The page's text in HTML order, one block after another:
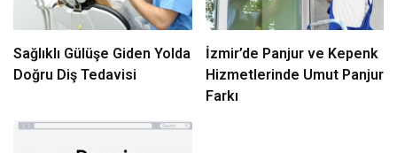
Sağlıklı Gülüşe Giden Yolda
Doğru Diş Tedavisi
İzmir’de Panjur ve Kepenk
Hizmetlerinde Umut Panjur
Farkı